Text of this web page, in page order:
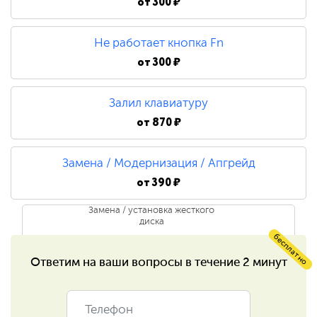
750 ₽
Ремонт лампы подсветки
1 500 ₽
Ремонт цепи питания
1 200 ₽
Не работает кнопка Fn
от300 ₽
Залил клавиатуру
от 870 ₽
Замена / Модернизация / Апгрейд
от390 ₽
Замена / установка жесткого
диска
390 ₽ бесплатно
Ответим на ваши вопросы в течение 2 минут